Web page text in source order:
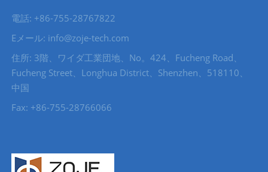
電話: +86-755-28767822
Eメール: info@zoje-tech.com
住所: 3階、ワイダ工業団地、No。424、Fucheng Road、
Fucheng Street、Longhua District、Shenzhen、518110、
中国
Fax: +86-755-28766066